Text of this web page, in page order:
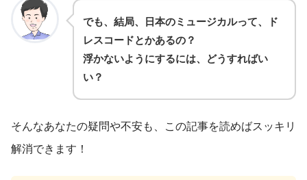
でも、結局、日本のミュージカルって、ド
レスコードとかあるの？
浮かないようにするには、どうすればい
い？
そんなあなたの疑問や不安も、この記事を読めばスッキリ
解消できます！